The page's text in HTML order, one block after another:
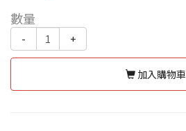
數量
- +
加入購物車